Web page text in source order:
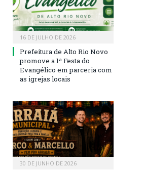
16 DE JULHO DE 2026
Prefeitura de Alto Rio Novo
promove a 1ª Festa do
Evangélico em parceria com
as igrejas locais
30 DE JUNHO DE 2026